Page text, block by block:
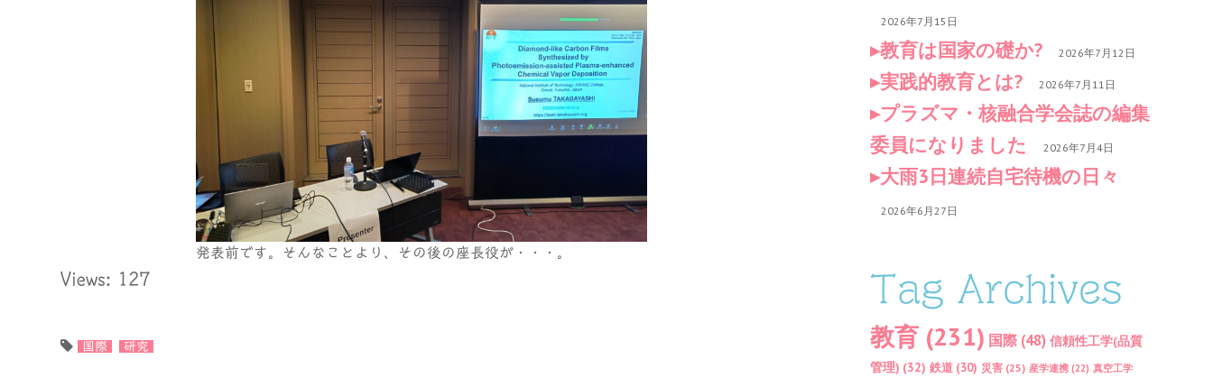
発表前です。そんなことより、その後の座長役が・・・。
Views: 127
国際 研究
2026年7月15日
教育は国家の礎か? 2026年7月12日
実践的教育とは? 2026年7月11日
プラズマ・核融合学会誌の編集
委員になりました
2026年7月4日
大雨3日連続自宅待機の日々
2026年6月27日
Tag Archives
教育 (231) 国際 (48) 信頼性工学(品質
管理) (32) 鉄道 (30) 災害 (25) 産学連携 (22) 真空工学